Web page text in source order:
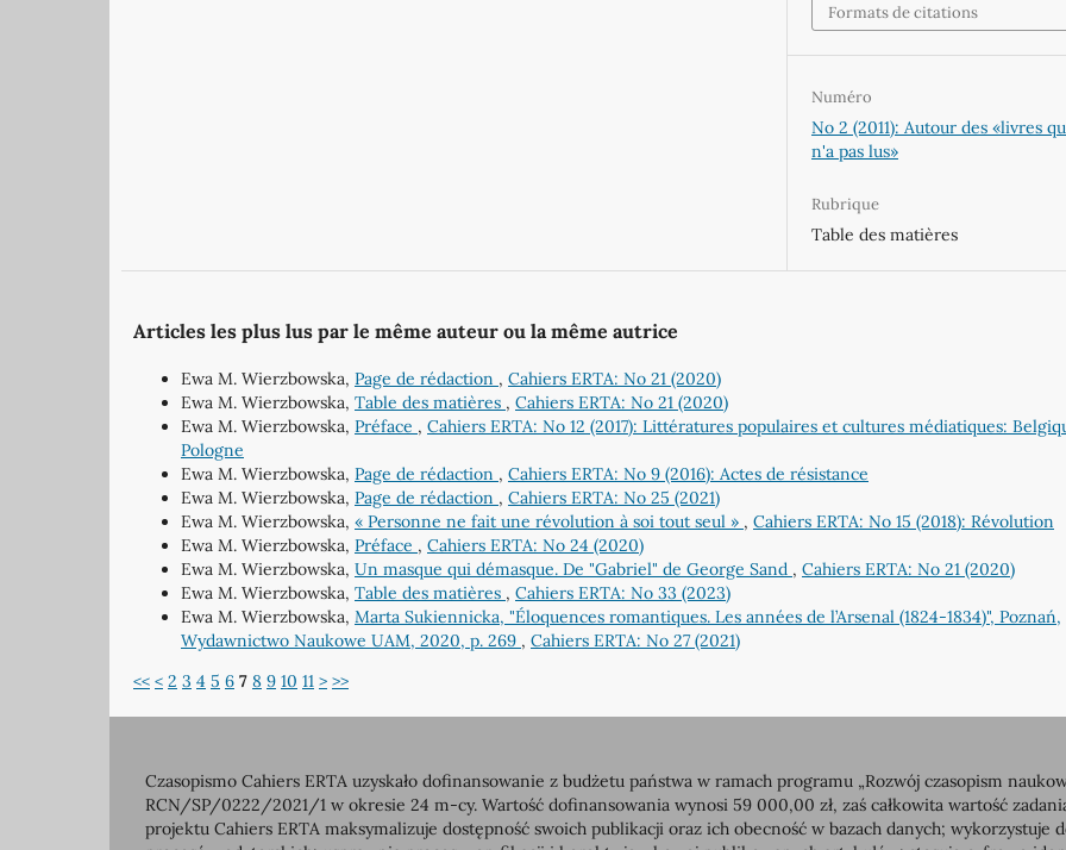
Formats de citations
Numéro
No 2 (2011): Autour des «livres
n'a pas lus»
Rubrique
Table des matières
Articles les plus lus par le même auteur ou la même autrice
Ewa M. Wierzbowska, Page de rédaction , Cahiers ERTA: No 21 (2020)
Ewa M. Wierzbowska, Table des matières , Cahiers ERTA: No 21 (2020)
Ewa M. Wierzbowska, Préface , Cahiers ERTA: No 12 (2017): Littératures populaires et cultures médiatiques:
Pologne
Ewa M. Wierzbowska, Page de rédaction , Cahiers ERTA: No 9 (2016): Actes de résistance
Ewa M. Wierzbowska, Page de rédaction , Cahiers ERTA: No 25 (2021)
Ewa M. Wierzbowska, « Personne ne fait une révolution à soi tout seul » , Cahiers ERTA: No 15 (2018): Révolution
Ewa M. Wierzbowska, Préface , Cahiers ERTA: No 24 (2020)
Ewa M. Wierzbowska, Un masque qui démasque. De "Gabriel" de George Sand , Cahiers ERTA: No 21 (2020)
Ewa M. Wierzbowska, Table des matières , Cahiers ERTA: No 33 (2023)
Ewa M. Wierzbowska, Marta Sukiennicka, "Éloquences romantiques. Les années de l’Arsenal (1824-1834)", Poznań,
Wydawnictwo Naukowe UAM, 2020, p. 269 , Cahiers ERTA: No 27 (2021)
<< < 2 3 4 5 6 7 8 9 10 11 > >>
Czasopismo Cahiers ERTA uzyskało dofinansowanie z budżetu państwa w ramach programu „Rozwój czasopism
RCN/SP/0222/2021/1 w okresie 24 m-cy. Wartość dofinansowania wynosi 59 000,00 zł, zaś całkowita wartość
projektu Cahiers ERTA maksymalizuje dostępność swoich publikacji oraz ich obecność w bazach danych;